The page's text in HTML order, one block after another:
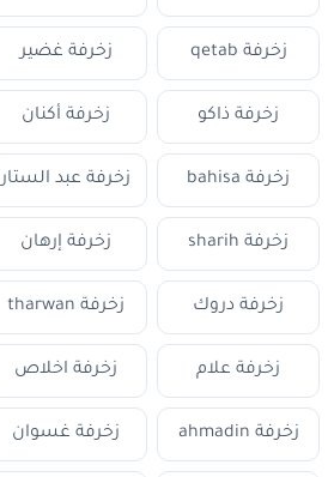
زخرفة qetab زخرفة غضير
زخرفة ذاكو زخرفة أكنان
زخرفة bahisa زخرفة عبد الستار
زخرفة sharih زخرفة إرهان
زخرفة دروك زخرفة tharwan
زخرفة علام زخرفة اخلاص
زخرفة ahmadin زخرفة غسوان